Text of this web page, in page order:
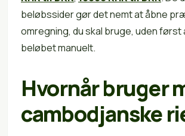
beløbssider gør det nemt at åbne
omregning, du skal bruge, uden først
beløbet manuelt.
Hvornår bruger
cambodjanske